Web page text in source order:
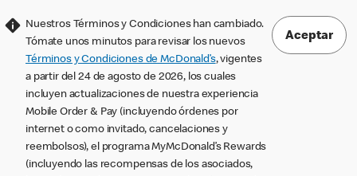
Nuestros Términos y Condiciones han cambiado.
Tómate unos minutos para revisar los nuevos
Términos y Condiciones de McDonald’s, vigentes
a partir del 24 de agosto de 2026, los cuales
incluyen actualizaciones de nuestra experiencia
Mobile Order & Pay (incluyendo órdenes por
internet o como invitado, cancelaciones y
reembolsos), el programa MyMcDonald’s Rewards
(incluyendo las recompensas de los asociados,
Aceptar